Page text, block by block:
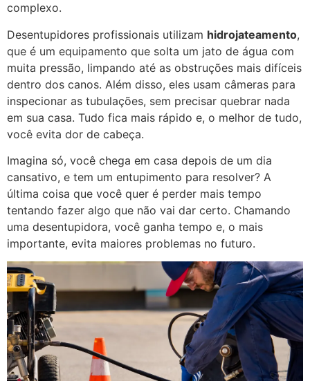
complexo.
Desentupidores profissionais utilizam hidrojateamento,
que é um equipamento que solta um jato de água com
muita pressão, limpando até as obstruções mais difíceis
dentro dos canos. Além disso, eles usam câmeras para
inspecionar as tubulações, sem precisar quebrar nada
em sua casa. Tudo fica mais rápido e, o melhor de tudo,
você evita dor de cabeça.
Imagina só, você chega em casa depois de um dia
cansativo, e tem um entupimento para resolver? A
última coisa que você quer é perder mais tempo
tentando fazer algo que não vai dar certo. Chamando
uma desentupidora, você ganha tempo e, o mais
importante, evita maiores problemas no futuro.